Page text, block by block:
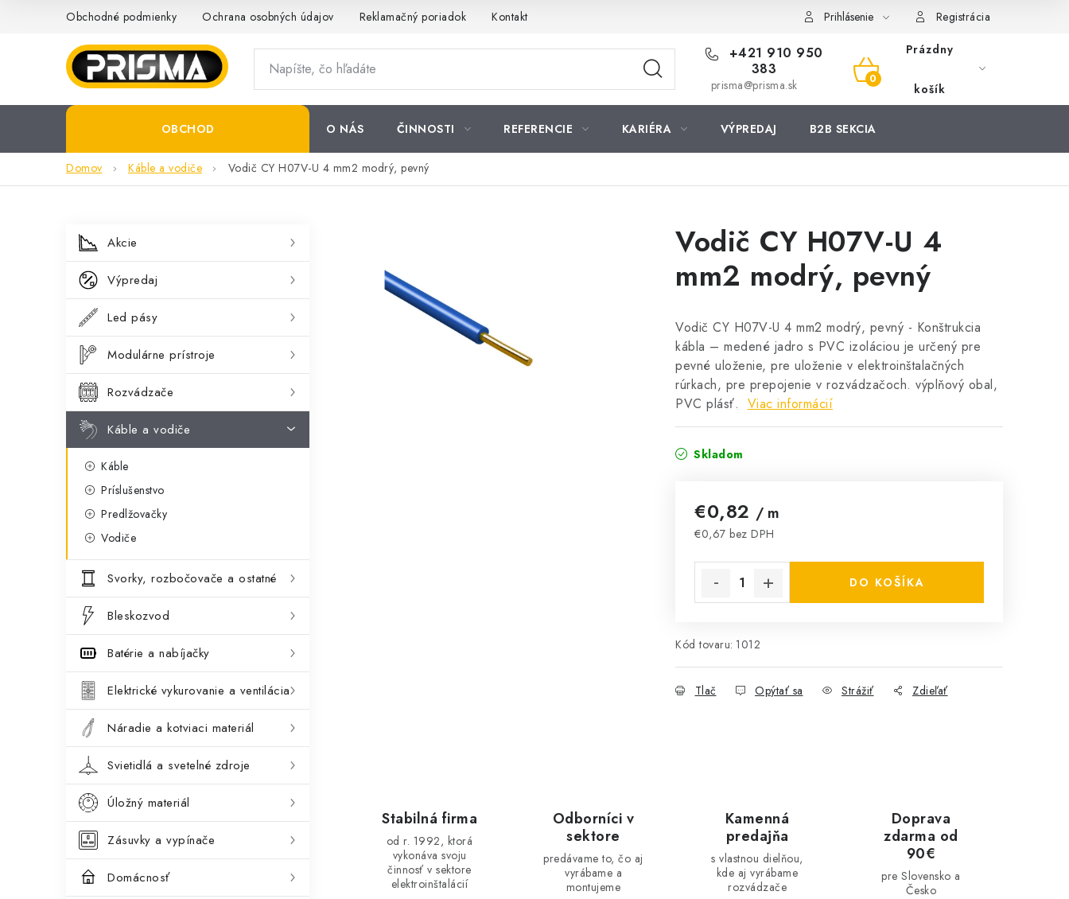
Obchodné podmienky Ochrana osobných údajov Reklamačný poriadok Kontakt Prihlásenie Registrácia
+421 910 950
383
prisma@prisma.sk
NÁKUPNÝ
KOŠÍK
Prázdny
košík
OBCHOD O NÁS ČINNOSTI REFERENCIE KARIÉRA VÝPREDAJ B2B SEKCIA
Domov Káble a vodiče Vodič CY H07V-U 4 mm2 modrý, pevný
B
o
č
n
p
a
n
Preskočiť
kategórie
K
a
g
ó
i
e
Akcie
Výpredaj
Led pásy
Modulárne prístroje
Rozvádzače
Káble a vodiče
Káble
Príslušenstvo
Predlžovačky
Vodiče
Svorky, rozbočovače a ostatné
Bleskozvod
Batérie a nabíjačky
Elektrické vykurovanie a ventilácia
Náradie a kotviaci materiál
Svietidlá a svetelné zdroje
Úložný materiál
Zásuvky a vypínače
Domácnosť
Vodič CY H07V-U 4
mm2 modrý, pevný
Vodič CY H07V-U 4 mm2 modrý, pevný - Konštrukcia
kábla – medené jadro s PVC izoláciou je určený pre
pevné uloženie, pre uloženie v elektroinštalačných
rúrkach, pre prepojenie v rozvádzačoch. výplňový obal,
PVC plásť. Viac informácií
Skladom
€0,82 / m
€0,67 bez DPH
DO KOŠÍKA
Kód tovaru: 1012
Tlač Opýtať sa Strážiť Zdieľať
Stabilná firma
od r. 1992, ktorá
vykonáva svoju
činnosť v sektore
elektroinštalácií
Odborníci v
sektore
predávame to, čo aj
vyrábame a
montujeme
Kamenná
predajňa
s vlastnou dielňou,
kde aj vyrábame
rozvádzače
Doprava
zdarma od
90€
pre Slovensko a
Česko